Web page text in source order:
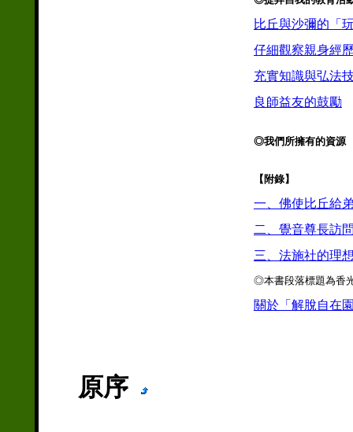
比丘與沙彌的「
仔細觀察親身經
充實知識與弘法
良師益友的鼓勵
◎我們所擁有的資源
【附錄】
一、佛使比丘給
二、覺音尊長訪
三、法施社的理
◎本書段落標題為香
關於「解脫自在
原序